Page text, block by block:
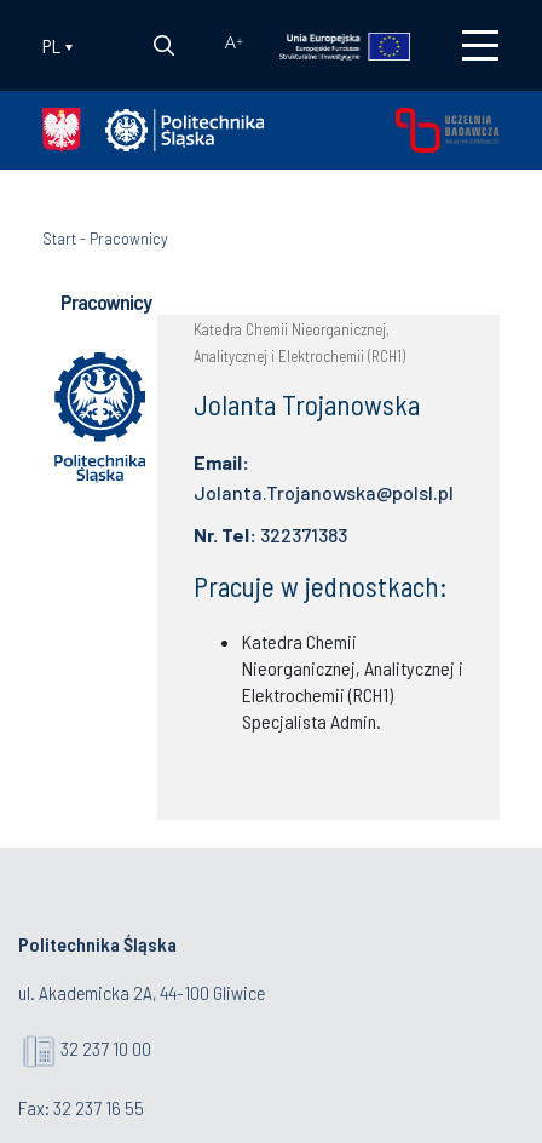
PL A+
Start- Pracownicy
Pracownicy
Katedra Chemii Nieorganicznej,
Analitycznej i Elektrochemii (RCH1)
Jolanta Trojanowska
Email:
Jolanta.Trojanowska@polsl.pl
Nr. Tel: 322371383
Pracuje w jednostkach:
Katedra Chemii
Nieorganicznej, Analitycznej i
Elektrochemii (RCH1)
Specjalista Admin.
Politechnika Śląska
ul. Akademicka 2A, 44-100 Gliwice
32 237 10 00
Fax: 32 237 16 55